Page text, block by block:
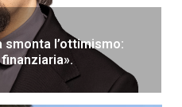
smonta l’ottimismo: